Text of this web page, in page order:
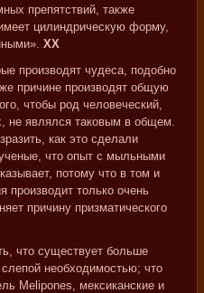
препятствий, также
цилиндрическую форму,
XX
производят чудеса, подобно
причине производят общую
чтобы род человеческий,
не являлся таковым в общем.
как это сделали
что опыт с мыльными
потому что в том и
производит только очень
причину призматического
что существует больше
необходимостью; что
Melipones, мексиканские и